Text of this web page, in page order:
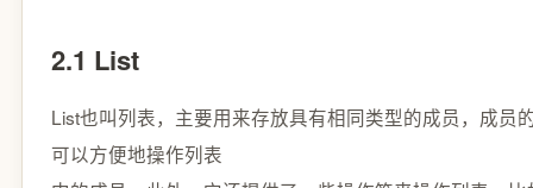
2.1 List
List也叫列表，主要用来存放具有相同类型的成员，成
可以方便地操作列表